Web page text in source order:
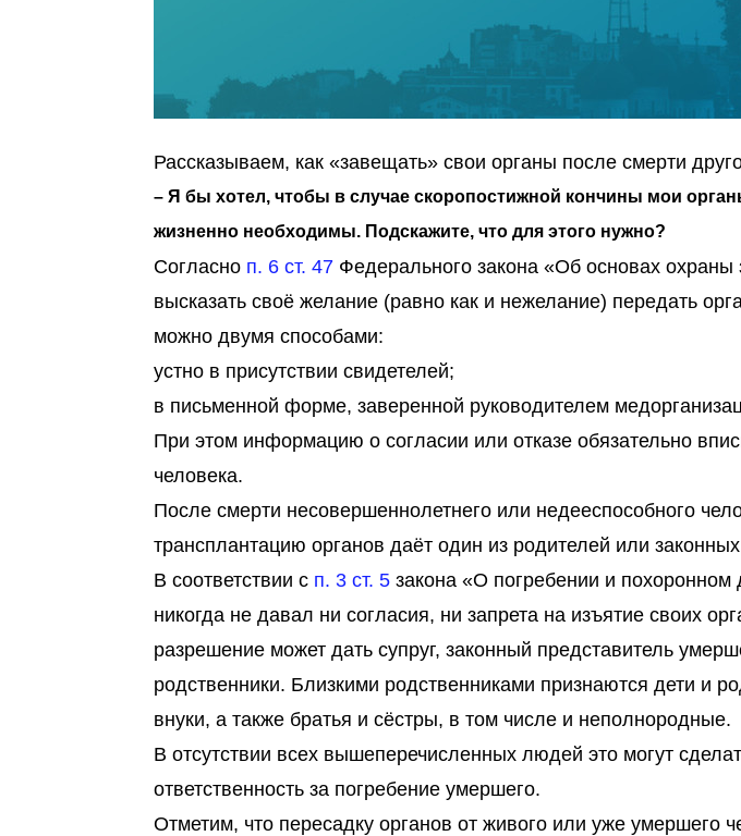
Рассказываем, как «завещать» свои органы после смерти
– Я бы хотел, чтобы в случае скоропостижной кончины мои
жизненно необходимы. Подскажите, что для этого нужно?
Согласно п. 6 ст. 47 Федерального закона «Об основах
высказать своё желание (равно как и нежелание) передать
можно двумя способами:
устно в присутствии свидетелей;
в письменной форме, заверенной руководителем
При этом информацию о согласии или отказе обязательно
человека.
После смерти несовершеннолетнего или недееспособного
трансплантацию органов даёт один из родителей или
В соответствии с п. 3 ст. 5 закона «О погребении и
никогда не давал ни согласия, ни запрета на изъятие своих
разрешение может дать супруг, законный представитель
родственники. Близкими родственниками признаются дети и
внуки, а также братья и сёстры, в том числе и неполнородные.
В отсутствии всех вышеперечисленных людей это могут
ответственность за погребение умершего.
Отметим, что пересадку органов от живого или уже умершего